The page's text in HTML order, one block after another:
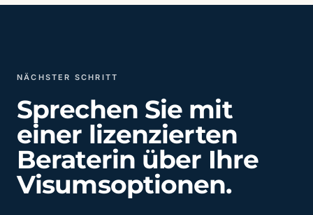
NÄCHSTER SCHRITT
Sprechen Sie mit
einer lizenzierten
Beraterin über Ihre
Visumsoptionen.